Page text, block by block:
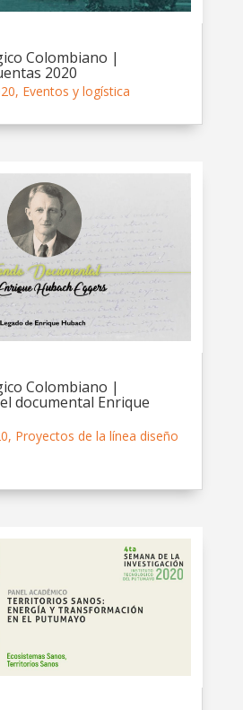
Colombiano |
2020
, Eventos y logística
Colombiano |
documental Enrique
, Proyectos de la línea diseño